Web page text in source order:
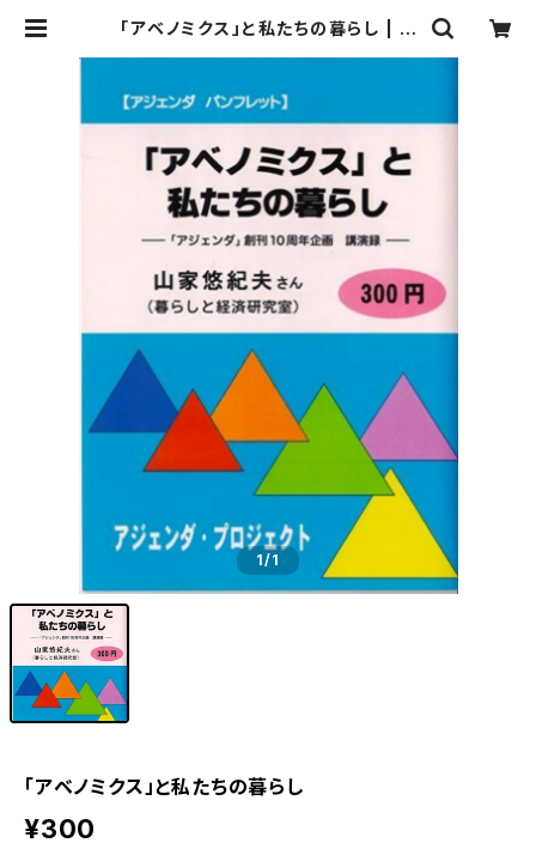
「アベノミクス」と私たちの暮らし | ア
1/1
「アベノミクス」と私たちの暮らし
¥300